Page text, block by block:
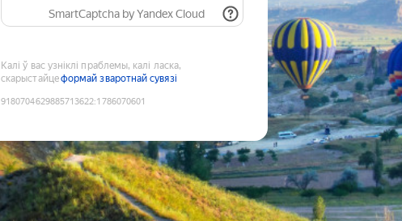
SmartCaptcha by Yandex Cloud
Калі ў вас узніклі праблемы, калі ласка,
скарыстайцеформай зваротнай сувязі
9180704629885713622:1786070601